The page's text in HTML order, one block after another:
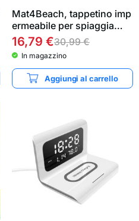
Mat4Beach, tappetino imp
ermeabile per spiaggia…
16,79 €30,99€
In magazzino
Aggiungi al carrello